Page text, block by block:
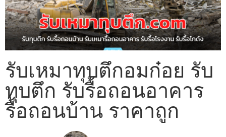
รับเหมาทุบตึกอมก๋อย รับ
ทุบตึก รับรื้อถอนอาคาร
รื้อถอนบ้าน ราคาถูก